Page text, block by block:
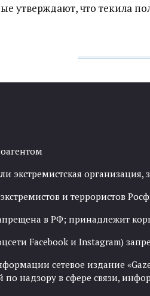
утверждают, что текила
экстремистская
и террористов
в РФ; принадлежит
Facebook и Instagram)
сетевое издание
по надзору в сфере связи,